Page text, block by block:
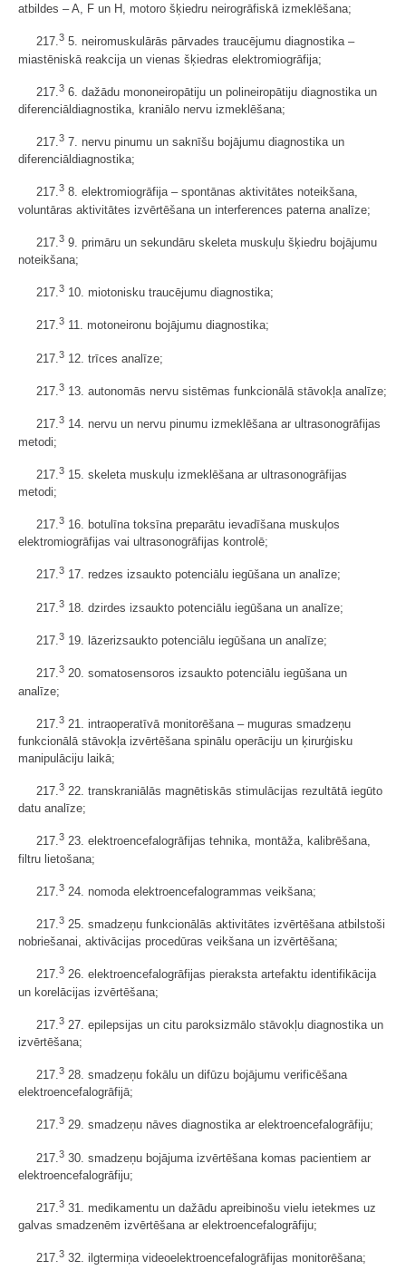
atbildes – A, F un H, motoro šķiedru neirogrāfiskā izmeklēšana;
217.3 5. neiromuskulārās pārvades traucējumu diagnostika –
miastēniskā reakcija un vienas šķiedras elektromiogrāfija;
217.3 6. dažādu mononeiropātiju un polineiropātiju diagnostika un
diferenciāldiagnostika, kraniālo nervu izmeklēšana;
217.3 7. nervu pinumu un saknīšu bojājumu diagnostika un
diferenciāldiagnostika;
217.3 8. elektromiogrāfija – spontānas aktivitātes noteikšana,
voluntāras aktivitātes izvērtēšana un interferences paterna analīze;
217.3 9. primāru un sekundāru skeleta muskuļu šķiedru bojājumu
noteikšana;
217.3 10. miotonisku traucējumu diagnostika;
217.3 11. motoneironu bojājumu diagnostika;
217. 3 12. trīces analīze;
217.3 13. autonomās nervu sistēmas funkcionālā stāvokļa analīze;
217.3 14. nervu un nervu pinumu izmeklēšana ar ultrasonogrāfijas
metodi;
217. 3 15. skeleta muskuļu izmeklēšana ar ultrasonogrāfijas
metodi;
217.3 16. botulīna toksīna preparātu ievadīšana muskuļos
elektromiogrāfijas vai ultrasonogrāfijas kontrolē;
217.3 17. redzes izsaukto potenciālu iegūšana un analīze;
217. 3 18. dzirdes izsaukto potenciālu iegūšana un analīze;
217.3 19. lāzerizsaukto potenciālu iegūšana un analīze;
217.3 20. somatosensoros izsaukto potenciālu iegūšana un
analīze;
217. 3 21. intraoperatīvā monitorēšana – muguras smadzeņu
funkcionālā stāvokļa izvērtēšana spinālu operāciju un ķirurģisku
manipulāciju laikā;
217.3 22. transkraniālās magnētiskās stimulācijas rezultātā iegūto
datu analīze;
217.3 23. elektroencefalogrāfijas tehnika, montāža, kalibrēšana,
filtru lietošana;
217. 3 24. nomoda elektroencefalogrammas veikšana;
217.3 25. smadzeņu funkcionālās aktivitātes izvērtēšana atbilstoši
nobriešanai, aktivācijas procedūras veikšana un izvērtēšana;
217.3 26. elektroencefalogrāfijas pieraksta artefaktu identifikācija
un korelācijas izvērtēšana;
217. 3 27. epilepsijas un citu paroksizmālo stāvokļu diagnostika un
izvērtēšana;
217.3 28. smadzeņu fokālu un difūzu bojājumu verificēšana
elektroencefalogrāfijā;
217.3 29. smadzeņu nāves diagnostika ar elektroencefalogrāfiju;
217. 3 30. smadzeņu bojājuma izvērtēšana komas pacientiem ar
elektroencefalogrāfiju;
217.3 31. medikamentu un dažādu apreibinošu vielu ietekmes uz
galvas smadzenēm izvērtēšana ar elektroencefalogrāfiju;
217.3 32. ilgtermiņa videoelektroencefalogrāfijas monitorēšana;